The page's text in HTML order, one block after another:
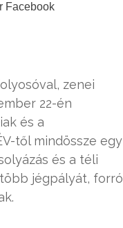
Facebook
zenei
22-én
és a
től mindössze egy
és a téli
jégpályát, forró